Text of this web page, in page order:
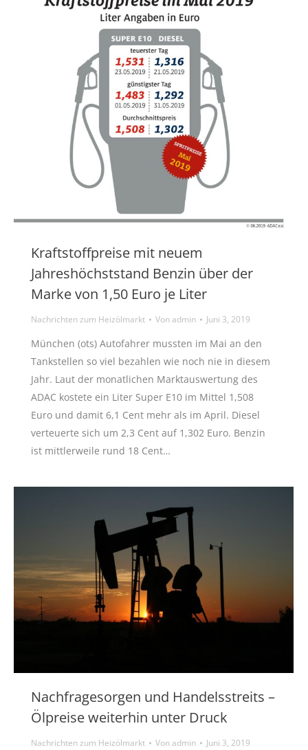
Kraftstoffpreise mit neuem
Jahreshöchststand Benzin über der
Marke von 1,50 Euro je Liter
Nachrichten zum Heizölmarkt Vonadmin Juni 3, 2019
München (ots) Autofahrer mussten im Mai an den
Tankstellen so viel bezahlen wie noch nie in diesem
Jahr. Laut der monatlichen Marktauswertung des
ADAC kostete ein Liter Super E10 im Mittel 1,508
Euro und damit 6,1 Cent mehr als im April. Diesel
verteuerte sich um 2,3 Cent auf 1,302 Euro. Benzin
ist mittlerweile rund 18 Cent…
Nachfragesorgen und Handelsstreits –
Ölpreise weiterhin unter Druck
Nachrichten zum Heizölmarkt Vonadmin Juni 3, 2019